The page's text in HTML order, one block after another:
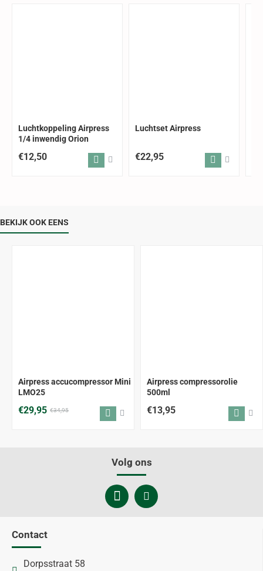
Luchtkoppeling Airpress
1/4 inwendig Orion
€12,50
Luchtset Airpress
€22,95
BEKIJK OOK EENS
-14%
Airpress accucompressor Mini
LMO25
€29,95 €34,95
Airpress compressorolie
500ml
€13,95
Volg ons
Contact
Dorpsstraat 58